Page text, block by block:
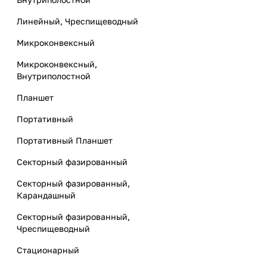
Линейный, Чреспищеводный
Микроконвексный
Микроконвексный,
Внутриполостной
Планшет
Портативный
Портативный Планшет
Секторный фазированный
Секторный фазированный,
Карандашный
Секторный фазированный,
Чреспищеводный
Стационарный